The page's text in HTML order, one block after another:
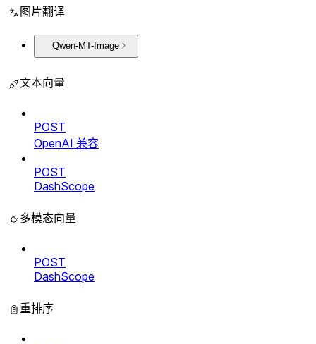
图片翻译
Qwen-MT-Image
文本向量
POST
OpenAI 兼容
POST
DashScope
多模态向量
POST
DashScope
重排序